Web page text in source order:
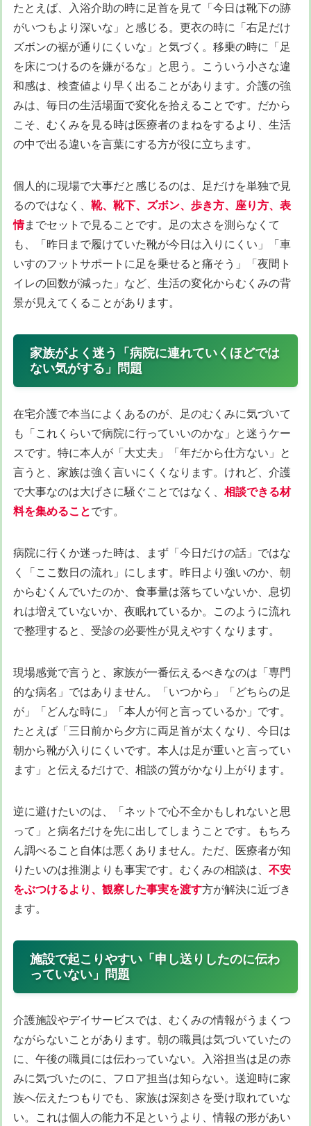
たとえば、入浴介助の時に足首を見て「今日は靴下の跡
がいつもより深いな」と感じる。更衣の時に「右足だけ
ズボンの裾が通りにくいな」と気づく。移乗の時に「足
を床につけるのを嫌がるな」と思う。こういう小さな違
和感は、検査値より早く出ることがあります。介護の強
みは、毎日の生活場面で変化を拾えることです。だから
こそ、むくみを見る時は医療者のまねをするより、生活
の中で出る違いを言葉にする方が役に立ちます。
個人的に現場で大事だと感じるのは、足だけを単独で見
るのではなく、 靴、靴下、ズボン、歩き方、座り方、表
情までセットで見ることです。足の太さを測らなくて
も、「昨日まで履けていた靴が今日は入りにくい」「車
いすのフットサポートに足を乗せると痛そう」「夜間ト
イレの回数が減った」など、生活の変化からむくみの背
景が見えてくることがあります。
家族がよく迷う「病院に連れていくほどでは
ない気がする」問題
在宅介護で本当によくあるのが、足のむくみに気づいて
も「これくらいで病院に行っていいのかな」と迷うケー
スです。特に本人が「大丈夫」「年だから仕方ない」と
言うと、家族は強く言いにくくなります。けれど、介護
で大事なのは大げさに騒ぐことではなく、 相談できる材
料を集めることです。
病院に行くか迷った時は、まず「今日だけの話」ではな
く「ここ数日の流れ」にします。昨日より強いのか、朝
からむくんでいたのか、食事量は落ちていないか、息切
れは増えていないか、夜眠れているか。このように流れ
で整理すると、受診の必要性が見えやすくなります。
現場感覚で言うと、家族が一番伝えるべきなのは「専門
的な病名」ではありません。「いつから」「どちらの足
が」「どんな時に」「本人が何と言っているか」です。
たとえば「三日前から夕方に両足首が太くなり、今日は
朝から靴が入りにくいです。本人は足が重いと言ってい
ます」と伝えるだけで、相談の質がかなり上がります。
逆に避けたいのは、「ネットで心不全かもしれないと思
って」と病名だけを先に出してしまうことです。もちろ
ん調べること自体は悪くありません。ただ、医療者が知
りたいのは推測よりも事実です。むくみの相談は、 不安
をぶつけるより、観察した事実を渡す方が解決に近づき
ます。
施設で起こりやすい「申し送りしたのに伝わ
っていない」問題
介護施設やデイサービスでは、むくみの情報がうまくつ
ながらないことがあります。朝の職員は気づいていたの
に、午後の職員には伝わっていない。入浴担当は足の赤
みに気づいたのに、フロア担当は知らない。送迎時に家
族へ伝えたつもりでも、家族は深刻さを受け取れていな
い。これは個人の能力不足というより、情報の形があい